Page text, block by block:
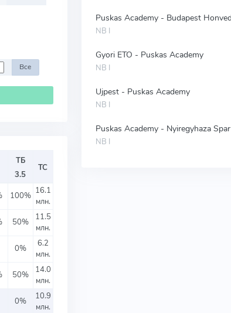
Все
ТБ
3.5
ТС
100% 16.1
млн.
50%
11.5
млн.
0%
6.2
млн.
50%
14.0
млн.
0%
10.9
млн.
Puskas Academy - Budapest Honved
NB I
Gyori ETO - Puskas Academy
NB I
Ujpest - Puskas Academy
NB I
Puskas Academy - Nyiregyhaza
NB I